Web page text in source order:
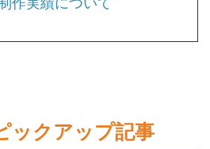
ックアップ記事